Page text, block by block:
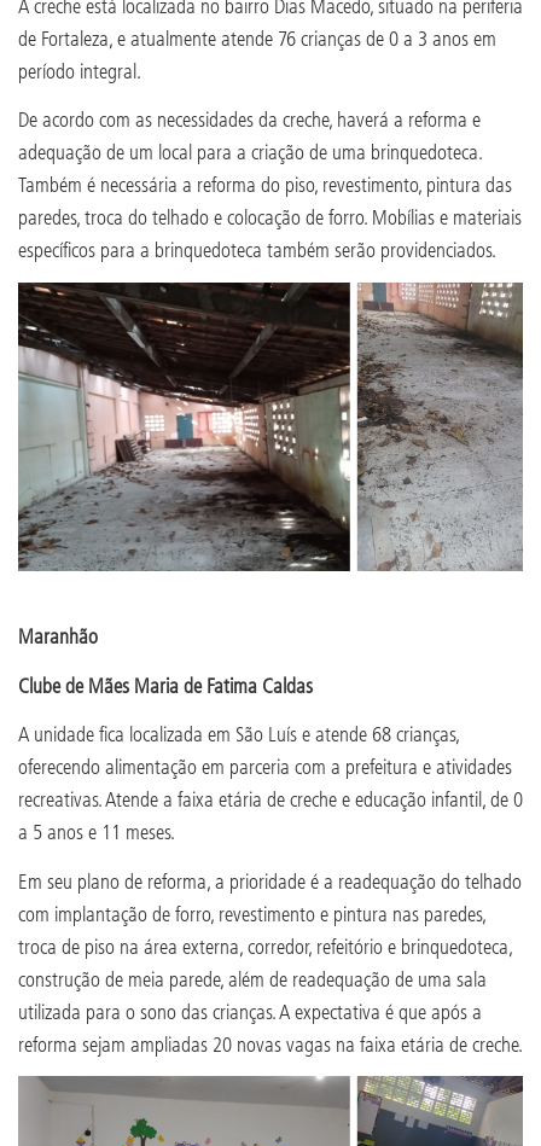
A creche está localizada no bairro Dias Macedo, situado na periferia
de Fortaleza, e atualmente atende 76 crianças de 0 a 3 anos em
período integral.
De acordo com as necessidades da creche, haverá a reforma e
adequação de um local para a criação de uma brinquedoteca.
Também é necessária a reforma do piso, revestimento, pintura das
paredes, troca do telhado e colocação de forro. Mobílias e materiais
específicos para a brinquedoteca também serão providenciados.
Maranhão
Clube de Mães Maria de Fatima Caldas
A unidade fica localizada em São Luís e atende 68 crianças,
oferecendo alimentação em parceria com a prefeitura e atividades
recreativas. Atende a faixa etária de creche e educação infantil, de 0
a 5 anos e 11 meses.
Em seu plano de reforma, a prioridade é a readequação do telhado
com implantação de forro, revestimento e pintura nas paredes,
troca de piso na área externa, corredor, refeitório e brinquedoteca,
construção de meia parede, além de readequação de uma sala
utilizada para o sono das crianças. A expectativa é que após a
reforma sejam ampliadas 20 novas vagas na faixa etária de creche.